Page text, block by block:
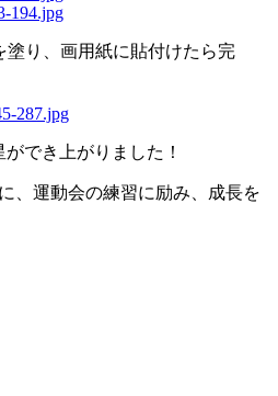
塗り、画用紙に貼付けたら完
でき上がりました！
、運動会の練習に励み、成長を